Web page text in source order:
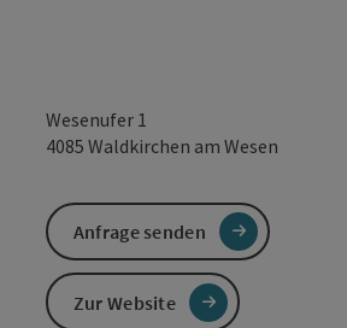
Wesenufer 1
4085 Waldkirchen am Wesen
Anfrage senden
Zur Website